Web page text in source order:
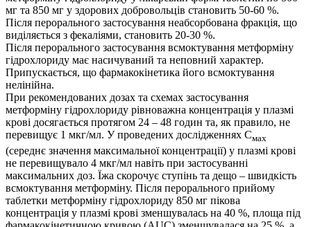
мг та 850 мг у здорових добровольців становить 50-60 %.
Після перорального застосування неабсорбована фракція, що
виділяється з фекаліями, становить 20-30 %.
Після перорального застосування всмоктування метформіну
гідрохлориду має насичуваний та неповний характер.
Припускається, що фармакокінетика його всмоктування
нелінійна.
При рекомендованих дозах та схемах застосування
метформіну гідрохлориду рівноважна концентрація у плазмі
крові досягається протягом 24 – 48 годин та, як правило, не
перевищує 1 мкг/мл. У проведених дослідженнях Смах
(середнє значення максимальної концентрації) у плазмі крові
не перевищувало 4 мкг/мл навіть при застосуванні
максимальних доз. Їжа скорочує ступінь та дещо – швидкість
всмоктування метформіну. Після перорального прийому
таблетки метформіну гідрохлориду 850 мг пікова
концентрація у плазмі крові зменшувалась на 40 %, площа під